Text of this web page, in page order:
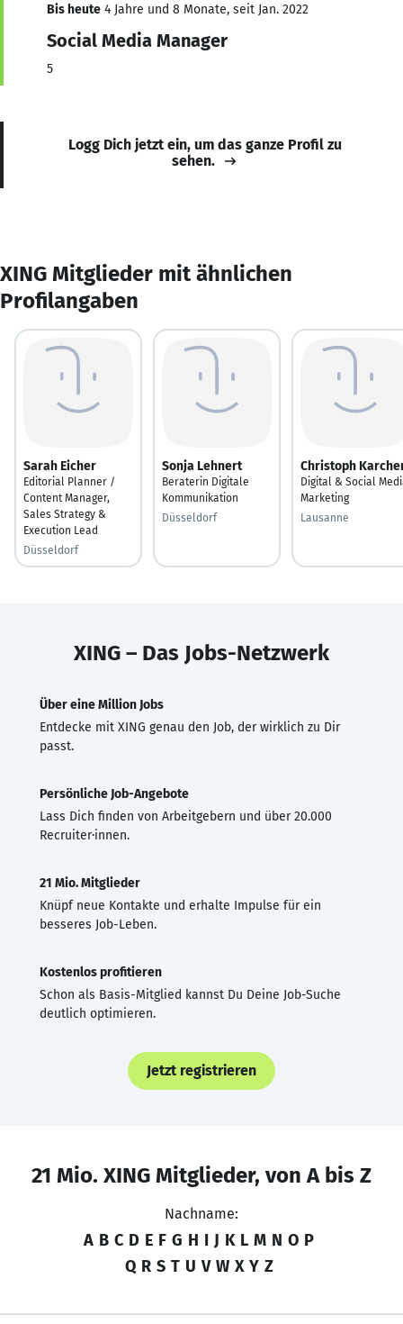
Bis heute 4 Jahre und 8 Monate, seit Jan. 2022
Social Media Manager
5
Logg Dich jetzt ein, um das ganze Profil zu
sehen.
XING Mitglieder mit ähnlichen
Profilangaben
Sarah Eicher
Editorial Planner /
Content Manager,
Sales Strategy &
Execution Lead
Düsseldorf
Sonja Lehnert
Beraterin Digitale
Kommunikation
Düsseldorf
Christoph
Digital & Social
Marketing
Lausanne
XING – Das Jobs-Netzwerk
Über eine Million Jobs
Entdecke mit XING genau den Job, der wirklich zu Dir
passt.
Persönliche Job-Angebote
Lass Dich finden von Arbeitgebern und über 20.000
Recruiter·innen.
21 Mio. Mitglieder
Knüpf neue Kontakte und erhalte Impulse für ein
besseres Job-Leben.
Kostenlos profitieren
Schon als Basis-Mitglied kannst Du Deine Job-Suche
deutlich optimieren.
Jetzt registrieren
21 Mio. XING Mitglieder, von A bis Z
Nachname:
A B C D E F G H I J K L M N O P
Q R S T U V W X Y Z